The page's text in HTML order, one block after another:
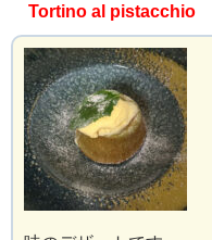
Tortino al pistacchio